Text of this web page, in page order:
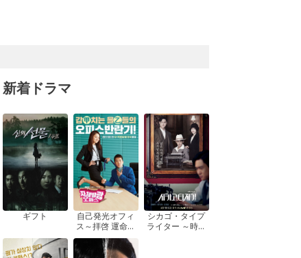
新着ドラマ
ギフト
自己発光オフィ
ス～拝啓 運命の
女神さま! ～
シカゴ・タイプ
ライター ～時を